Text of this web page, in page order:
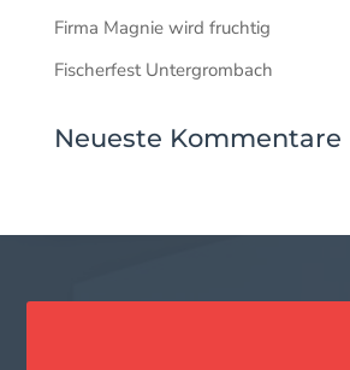
Firma Magnie wird fruchtig
Fischerfest Untergrombach
Neueste Kommentare